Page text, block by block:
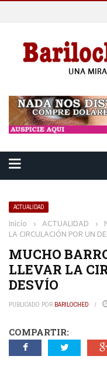
ACTUALIDAD
Inicio › ACTUALIDAD ›
LA CIRCULACIÓN POR UN
MUCHO
LLEVAR LA
DESVÍO
PUBLICADO POR BARILOCHED
COMPARTIR: